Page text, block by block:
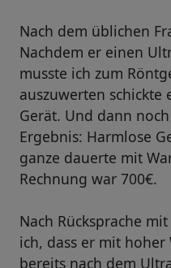
Nach dem üblichen
Nachdem er einen
musste ich zum
auszuwerten schickte
Gerät. Und dann
Ergebnis: Harmlose
ganze dauerte mit
Rechnung war 700€.
Nach Rücksprache
ich, dass er mit
bereits nach dem